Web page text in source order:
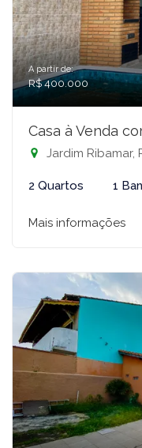
A partir de:
R$ 400.000
Casa à Venda
Jardim Ribamar,
2 Quartos 1
Mais informações